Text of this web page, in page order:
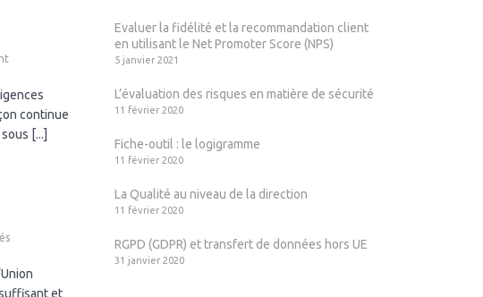
continue
[...]
sur
(GDPR)
et
et
Evaluer la fidélité et la recommandation client
en utilisant le Net Promoter Score (NPS)
5 janvier 2021
L’évaluation des risques en matière de sécurité
11 février 2020
Fiche-outil : le logigramme
11 février 2020
La Qualité au niveau de la direction
11 février 2020
RGPD (GDPR) et transfert de données hors UE
31 janvier 2020